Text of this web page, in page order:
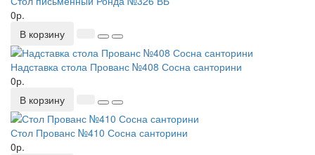
0р.
В корзину
Надставка стола Прованс №408 Сосна санторини
0р.
В корзину
Стол Прованс №410 Сосна санторини
0р.